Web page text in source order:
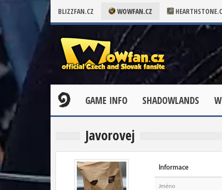
BLIZZFAN.CZ WOWFAN.CZ
GAME INFO SHADOWLANDS
Javorovej
Informace
Jméno